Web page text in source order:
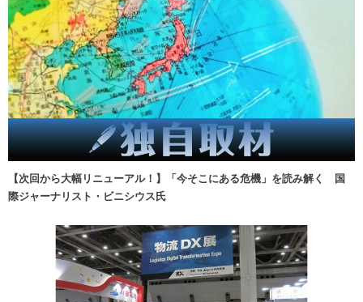
【次回から大幅リニューアル！】「今そこにある危機」を読み解く 国
際ジャーナリスト・ビニシウス氏